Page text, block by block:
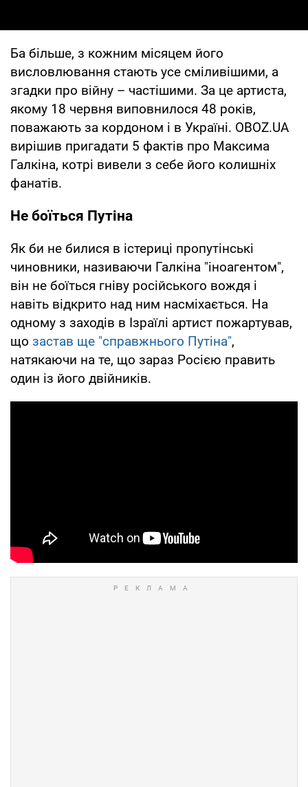
Ба більше, з кожним місяцем його
висловлювання стають усе сміливішими, а
згадки про війну – частішими. За це артиста,
якому 18 червня виповнилося 48 років,
поважають за кордоном і в Україні. OBOZ.UA
вирішив пригадати 5 фактів про Максима
Галкіна, котрі вивели з себе його колишніх
фанатів.
Не боїться Путіна
Як би не билися в істериці пропутінські
чиновники, називаючи Галкіна "іноагентом",
він не боїться гніву російського вождя і
навіть відкрито над ним насміхається. На
одному з заходів в Ізраїлі артист пожартував,
що застав ще "справжнього Путіна",
натякаючи на те, що зараз Росією править
один із його двійників.